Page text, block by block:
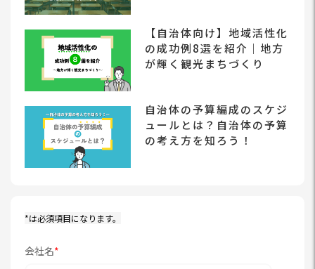
【自治体向け】地域活性化
の成功例8選を紹介｜地方
が輝く観光まちづくり
自治体の予算編成のスケジ
ュールとは？自治体の予算
の考え方を知ろう！
*は必須項目になります。
会社名*